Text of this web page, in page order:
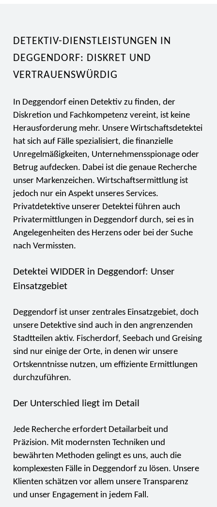
DETEKTIV-DIENSTLEISTUNGEN IN
DEGGENDORF: DISKRET UND
VERTRAUENSWÜRDIG
In Deggendorf einen Detektiv zu finden, der
Diskretion und Fachkompetenz vereint, ist keine
Herausforderung mehr. Unsere Wirtschaftsdetektei
hat sich auf Fälle spezialisiert, die finanzielle
Unregelmäßigkeiten, Unternehmensspionage oder
Betrug aufdecken. Dabei ist die genaue Recherche
unser Markenzeichen. Wirtschaftsermittlung ist
jedoch nur ein Aspekt unseres Services.
Privatdetektive unserer Detektei führen auch
Privatermittlungen in Deggendorf durch, sei es in
Angelegenheiten des Herzens oder bei der Suche
nach Vermissten.
Detektei WIDDER in Deggendorf: Unser
Einsatzgebiet
Deggendorf ist unser zentrales Einsatzgebiet, doch
unsere Detektive sind auch in den angrenzenden
Stadtteilen aktiv. Fischerdorf, Seebach und Greising
sind nur einige der Orte, in denen wir unsere
Ortskenntnisse nutzen, um effiziente Ermittlungen
durchzuführen.
Der Unterschied liegt im Detail
Jede Recherche erfordert Detailarbeit und
Präzision. Mit modernsten Techniken und
bewährten Methoden gelingt es uns, auch die
komplexesten Fälle in Deggendorf zu lösen. Unsere
Klienten schätzen vor allem unsere Transparenz
und unser Engagement in jedem Fall.